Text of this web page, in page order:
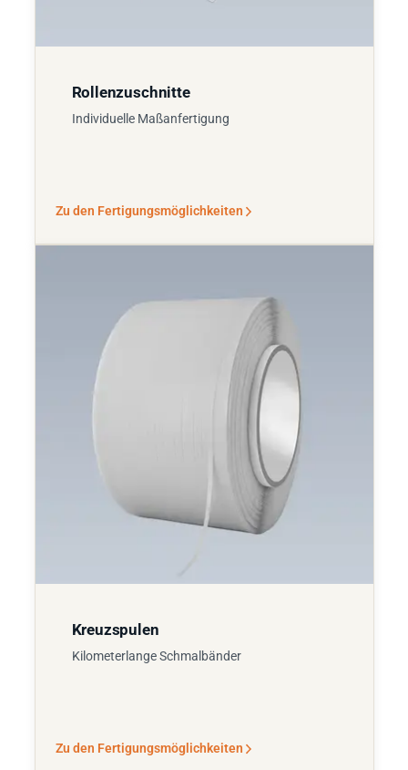
Rollenzuschnitte
Individuelle Maßanfertigung
Zu den Fertigungsmöglichkeiten
Kreuzspulen
Kilometerlange Schmalbänder
Zu den Fertigungsmöglichkeiten